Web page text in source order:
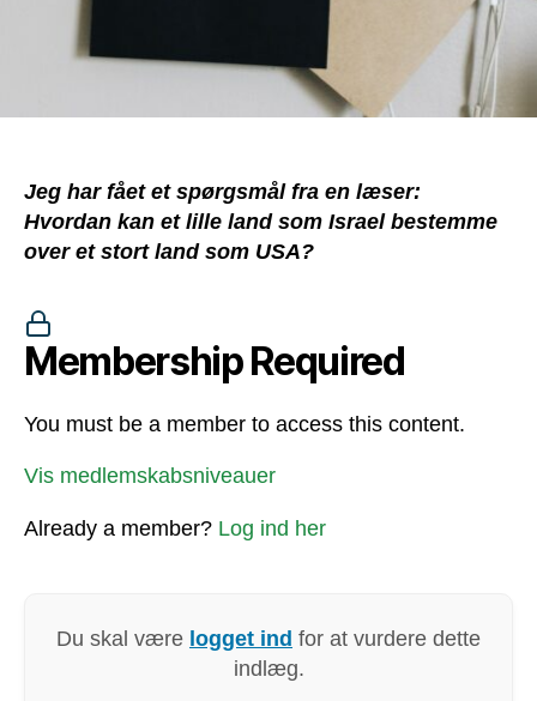
Jeg har fået et spørgsmål fra en læser:
Hvordan kan et lille land som Israel bestemme
over et stort land som USA?
Membership Required
You must be a member to access this content.
Vis medlemskabsniveauer
Already a member? Log ind her
Du skal være logget ind for at vurdere dette
indlæg.